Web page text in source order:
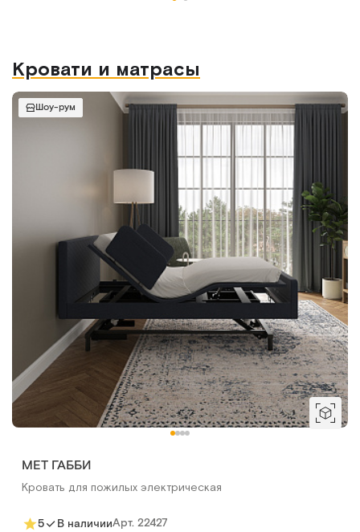
Кровати и матрасы
Шоу-рум
MET ГАББИ
Кровать для пожилых электрическая
5 В наличииАрт. 22427